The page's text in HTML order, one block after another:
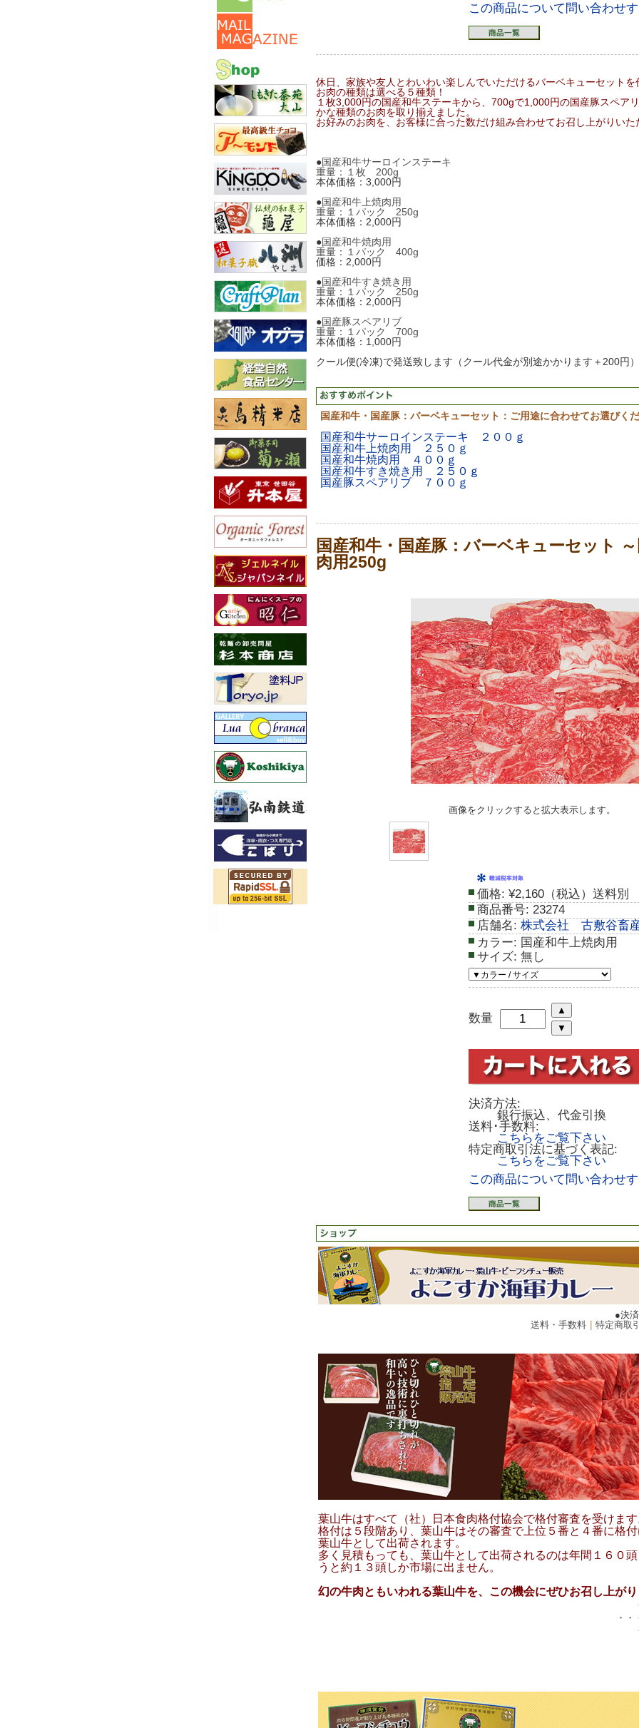
この商品について問い合わせ
休日、家族や友人とわいわい楽しんでいただけるバーベキューセットを
お肉の種類は選べる５種類！
１枚3,000円の国産和牛ステーキから、700gで1,000円の国産豚スペア
かな種類のお肉を取り揃えました。
お好みのお肉を、お客様に合った数だけ組み合わせてお召し上がりいた
●国産和牛サーロインステーキ
重量：１枚 200g
本体価格：3,000円
●国産和牛上焼肉用
重量：１パック 250g
本体価格：2,000円
●国産和牛焼肉用
重量：１パック 400g
価格：2,000円
●国産和牛すき焼き用
重量：１パック 250g
本体価格：2,000円
●国産豚スペアリブ
重量：１パック 700g
本体価格：1,000円
クール便(冷凍)で発送致します（クール代金が別途かかります＋200円）
国産和牛・国産豚：バーベキューセット：ご用途に合わせてお選びく
国産和牛サーロインステーキ ２００ｇ
国産和牛上焼肉用 ２５０ｇ
国産和牛焼肉用 ４００ｇ
国産和牛すき焼き用 ２５０ｇ
国産豚スペアリブ ７００ｇ
国産和牛・国産豚：バーベキューセット
肉用250g
画像をクリックすると拡大表示します。
価格: ¥2,160（税込）送料別
商品番号: 23274
店舗名: 株式会社 古敷谷畜
カラー: 国産和牛上焼肉用
サイズ: 無し
数量
決済方法:
銀行振込、代金引換
送料･手数料:
こちらをご覧下さい
特定商取引法に基づく表記:
こちらをご覧下さい
この商品について問い合わせ
●決
送料・手数料｜ 特定商取
葉山牛はすべて（社）日本食肉格付協会で格付審査を受けま
格付は５段階あり、葉山牛はその審査で上位５番と４番に格
葉山牛として出荷されます。
多く見積もっても、葉山牛として出荷されるのは年間１６０
うと約１３頭しか市場に出ません。
幻の牛肉ともいわれる葉山牛を、この機会にぜひお召し上が
・・